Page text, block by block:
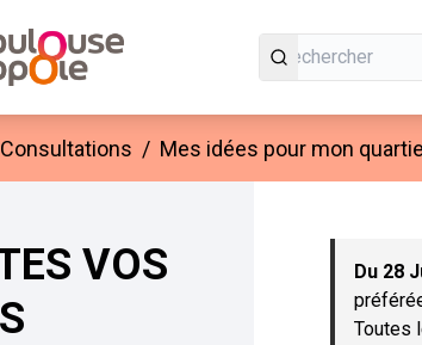
principal
Consultations / Mes idées pour mon
VOS
Passer la carte
Du 28
Toutes